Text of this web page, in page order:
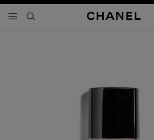
- navegación principal
buscar